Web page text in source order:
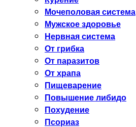
Мочеполовая система
Мужское здоровье
Нервная система
От грибка
От паразитов
От храпа
Пищеварение
Повышение либидо
Похудение
Псориаз